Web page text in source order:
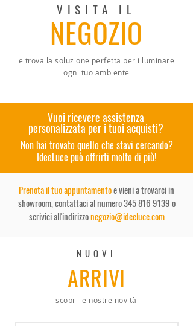
VISITA IL
NEGOZIO
e trova la soluzione perfetta per illuminare
ogni tuo ambiente
Vuoi ricevere assistenza
personalizzata per i tuoi acquisti?
Non hai trovato quello che stavi cercando?
IdeeLuce può offrirti molto di più!
Prenota il tuo appuntamentoe vieni a trovarci in
showroom, contattaci al numero345 816 9139o
scrivici all'indirizzonegozio@ideeluce.com
NUOVI
ARRIVI
scopri le nostre novità